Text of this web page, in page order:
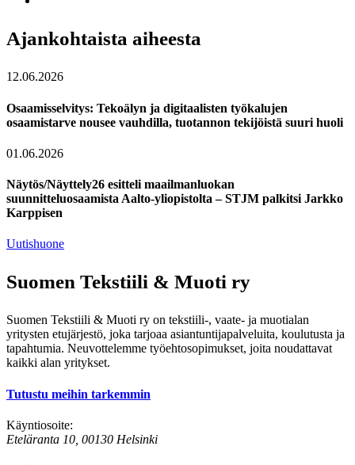
Ajankohtaista aiheesta
12.06.2026
Osaamisselvitys: Tekoälyn ja digitaalisten työkalujen
osaamistarve nousee vauhdilla, tuotannon tekijöistä suuri huoli
01.06.2026
Näytös/Näyttely26 esitteli maailmanluokan
suunnitteluosaamista Aalto-yliopistolta – STJM palkitsi Jarkko
Karppisen
Uutishuone
Suomen Tekstiili & Muoti ry
Suomen Tekstiili & Muoti ry on tekstiili-, vaate- ja muotialan
yritysten etujärjestö, joka tarjoaa asiantuntijapalveluita, koulutusta ja
tapahtumia. Neuvottelemme työehtosopimukset, joita noudattavat
kaikki alan yritykset.
Tutustu meihin tarkemmin
Käyntiosoite:
Eteläranta 10, 00130 Helsinki